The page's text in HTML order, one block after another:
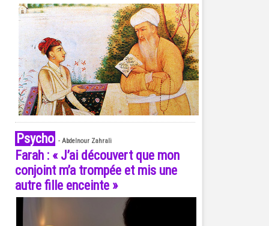
Psycho - Abdelnour Zahrali
Farah : « J’ai découvert que mon
conjoint m’a trompée et mis une
autre fille enceinte »